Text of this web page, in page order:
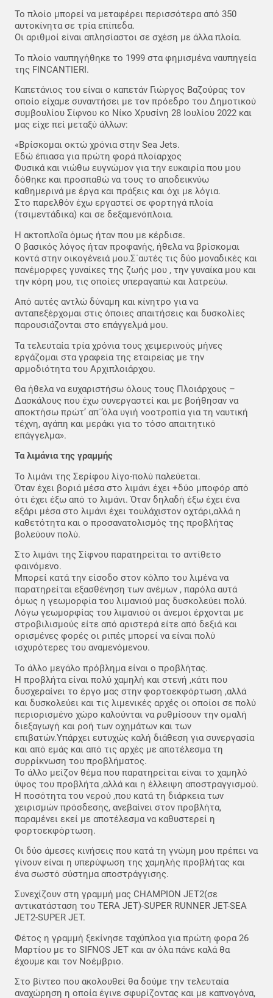
Το πλοίο μπορεί να μεταφέρει περισσότερα από 350
αυτοκίνητα σε τρία επίπεδα.
Οι αριθμοί είναι απλησίαστοι σε σχέση με άλλα πλοία.
Το πλοίο ναυπηγήθηκε το 1999 στα φημισμένα ναυπηγεία
της FINCANTIERI.
Καπετάνιος του είναι ο καπετάν Γιώργος Βαζούρας τον
οποίο είχαμε συναντήσει με τον πρόεδρο του Δημοτικού
συμβουλίου Σίφνου κο Νίκο Χρυσίνη 28 Ιουλίου 2022 και
μας είχε πεί μεταξύ άλλων:
«Βρίσκομαι οκτώ χρόνια στην Sea Jets.
Εδώ έπιασα για πρώτη φορά πλοίαρχος
Φυσικά και νιώθω ευγνώμον για την ευκαιρία που μου
δόθηκε και προσπαθώ να τους το αποδεικνύω
καθημερινά με έργα και πράξεις και όχι με λόγια.
Στο παρελθόν έχω εργαστεί σε φορτηγά πλοία
(τσιμεντάδικα) και σε δεξαμενόπλοια.
Η ακτοπλοΐα όμως ήταν που με κέρδισε.
Ο βασικός λόγος ήταν προφανής, ήθελα να βρίσκομαι
κοντά στην οικογένειά μου.Σ΄αυτές τις δύο μοναδικές και
πανέμορφες γυναίκες της ζωής μου , την γυναίκα μου και
την κόρη μου, τις οποίες υπεραγαπώ και λατρεύω.
Από αυτές αντλώ δύναμη και κίνητρο για να
ανταπεξέρχομαι στις όποιες απαιτήσεις και δυσκολίες
παρουσιάζονται στο επάγγελμά μου.
Τα τελευταία τρία χρόνια τους χειμερινούς μήνες
εργάζομαι στα γραφεία της εταιρείας με την
αρμοδιότητα του Αρχιπλοιάρχου.
Θα ήθελα να ευχαριστήσω όλους τους Πλοιάρχους –
Δασκάλους που έχω συνεργαστεί και με βοήθησαν να
αποκτήσω πρώτ’ απ΄’όλα υγιή νοοτροπία για τη ναυτική
τέχνη, αγάπη και μεράκι για το τόσο απαιτητικό
επάγγελμα».
Τα λιμάνια της γραμμής
Το λιμάνι της Σερίφου λίγο-πολύ παλεύεται.
Όταν έχει βοριά μέσα στο λιμάνι έχει +δύο μποφόρ από
ότι έχει έξω από το λιμάνι. Όταν δηλαδή έξω έχει ένα
εξάρι μέσα στο λιμάνι έχει τουλάχιστον οχτάρι,αλλά η
καθετότητα και ο προσανατολισμός της προβλήτας
βολεύουν πολύ.
Στο λιμάνι της Σίφνου παρατηρείται το αντίθετο
φαινόμενο.
Μπορεί κατά την είσοδο στον κόλπο του λιμένα να
παρατηρείται εξασθένηση των ανέμων , παρόλα αυτά
όμως η γεωμορφία του λιμανιού μας δυσκολεύει πολύ.
Λόγω γεωμορφίας του λιμανιού οι άνεμοι έρχονται με
στροβιλισμούς είτε από αριστερά είτε από δεξιά και
ορισμένες φορές οι ριπές μπορεί να είναι πολύ
ισχυρότερες του αναμενόμενου.
Το άλλο μεγάλο πρόβλημα είναι ο προβλήτας.
Η προβλήτα είναι πολύ χαμηλή και στενή ,κάτι που
δυσχεραίνει το έργο μας στην φορτοεκφόρτωση ,αλλά
και δυσκολεύει και τις λιμενικές αρχές οι οποίοι σε πολύ
περιορισμένο χώρο καλούνται να ρυθμίσουν την ομαλή
διεξαγωγή και ροή των οχημάτων και των
επιβατών.Υπάρχει ευτυχώς καλή διάθεση για συνεργασία
και από εμάς και από τις αρχές με αποτέλεσμα τη
συρρίκνωση του προβλήματος.
Το άλλο μείζον θέμα που παρατηρείται είναι το χαμηλό
ύψος του προβλήτα ,αλλά και η έλλειψη αποστραγγισμού.
Η ποσότητα του νερού ,που κατά τη διάρκεια των
χειρισμών πρόσδεσης, ανεβαίνει στον προβλήτα,
παραμένει εκεί με αποτέλεσμα να καθυστερεί η
φορτοεκφόρτωση.
Οι δύο άμεσες κινήσεις που κατά τη γνώμη μου πρέπει να
γίνουν είναι η υπερύψωση της χαμηλής προβλήτας και
ένα σωστό σύστημα αποστράγγισης.
Συνεχίζουν στη γραμμή μας CHAMPION JET2(σε
αντικατάσταση του TERA JET)-SUPER RUNNER JET-SEA
JET2-SUPER JET.
Φέτος η γραμμή ξεκίνησε ταχύπλοα για πρώτη φορα 26
Μαρτίου με το SIFNOS JET και αν όλα πάνε καλά θα
έχουμε και τον Νοέμβριο.
Στο βίντεο που ακολουθεί θα δούμε την τελευταία
αναχώρηση η οποία έγινε σφυρίζοντας και με καπνογόνα,